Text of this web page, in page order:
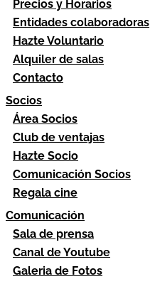
Precios y Horarios
Entidades colaboradoras
Hazte Voluntario
Alquiler de salas
Contacto
Socios
Área Socios
Club de ventajas
Hazte Socio
Comunicación Socios
Regala cine
Comunicación
Sala de prensa
Canal de Youtube
Galeria de Fotos